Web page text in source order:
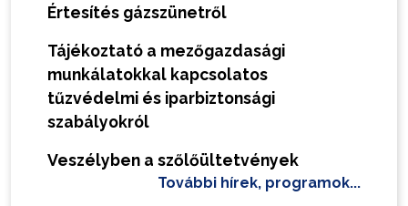
Értesítés gázszünetről
Tájékoztató a mezőgazdasági
munkálatokkal kapcsolatos
tűzvédelmi és iparbiztonsági
szabályokról
Veszélyben a szőlőültetvények
További hírek, programok...